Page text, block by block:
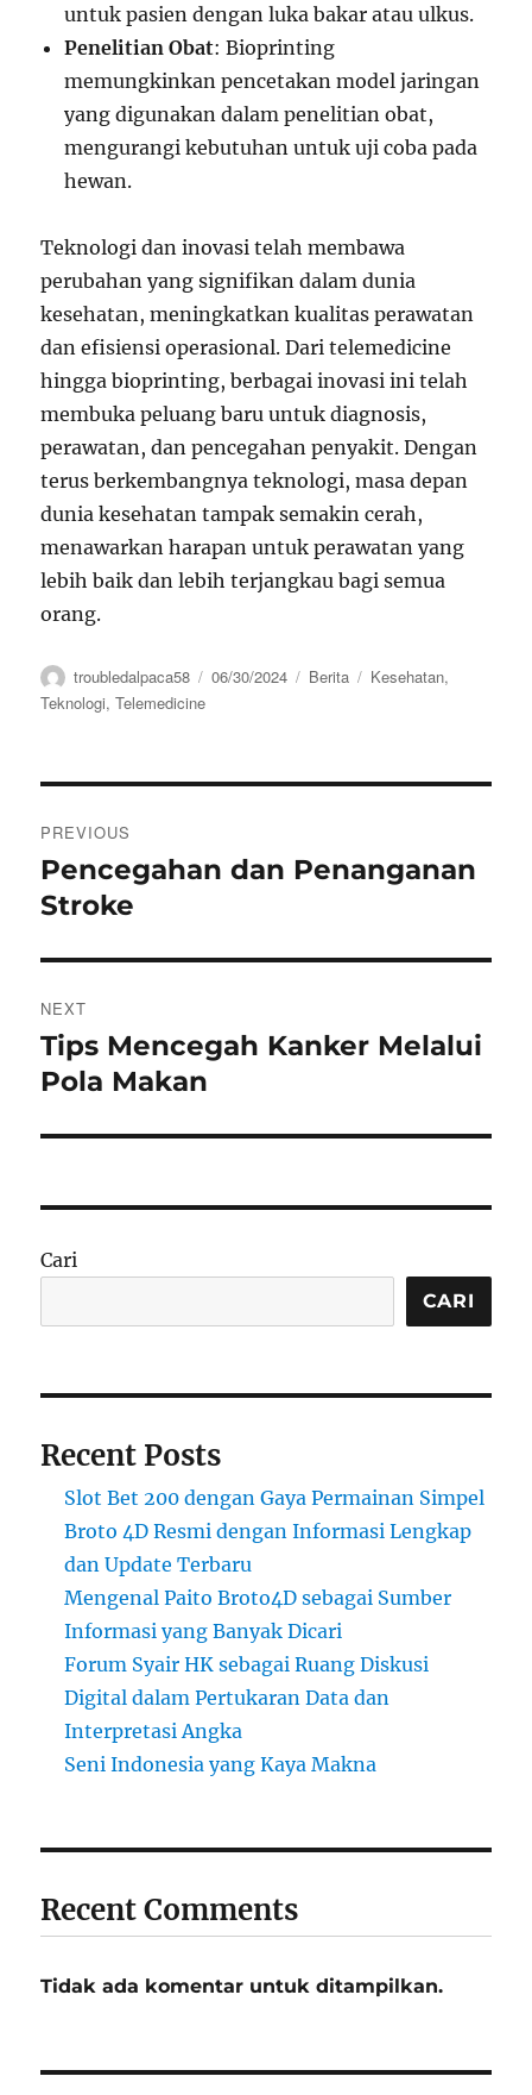
untuk pasien dengan luka bakar atau ulkus.
Penelitian Obat: Bioprinting
memungkinkan pencetakan model jaringan
yang digunakan dalam penelitian obat,
mengurangi kebutuhan untuk uji coba pada
hewan.
Teknologi dan inovasi telah membawa
perubahan yang signifikan dalam dunia
kesehatan, meningkatkan kualitas perawatan
dan efisiensi operasional. Dari telemedicine
hingga bioprinting, berbagai inovasi ini telah
membuka peluang baru untuk diagnosis,
perawatan, dan pencegahan penyakit. Dengan
terus berkembangnya teknologi, masa depan
dunia kesehatan tampak semakin cerah,
menawarkan harapan untuk perawatan yang
lebih baik dan lebih terjangkau bagi semua
orang.
Author
troubledalpaca58
Posted
06/30/2024 Categories
Berita Tags
Kesehatan,
Teknologi,Telemedicine
pos
PREVIOUS
Previous
post:
Pencegahan dan Penanganan
Stroke
NEXT
Next
post:
Tips Mencegah Kanker Melalui
Pola Makan
Cari
CARI
Recent Posts
Slot Bet 200 dengan Gaya Permainan Simpel
Broto 4D Resmi dengan Informasi Lengkap
dan Update Terbaru
Mengenal Paito Broto4D sebagai Sumber
Informasi yang Banyak Dicari
Forum Syair HK sebagai Ruang Diskusi
Digital dalam Pertukaran Data dan
Interpretasi Angka
Seni Indonesia yang Kaya Makna
Recent Comments
Tidak ada komentar untuk ditampilkan.